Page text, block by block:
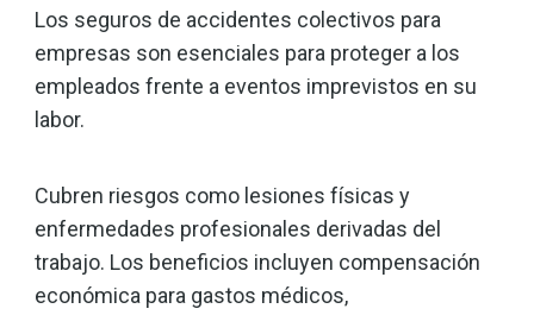
Los seguros de accidentes colectivos para
empresas son esenciales para proteger a los
empleados frente a eventos imprevistos en su
labor.
Cubren riesgos como lesiones físicas y
enfermedades profesionales derivadas del
trabajo. Los beneficios incluyen compensación
económica para gastos médicos,